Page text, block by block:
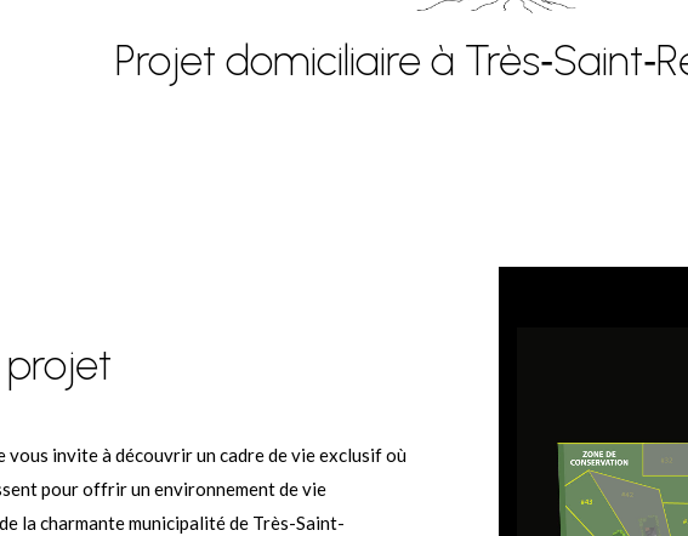
Projet domiciliaire à
projet
invite à découvrir un cadre de vie exclusif où
pour offrir un environnement de vie
la charmante municipalité de Très-Saint-